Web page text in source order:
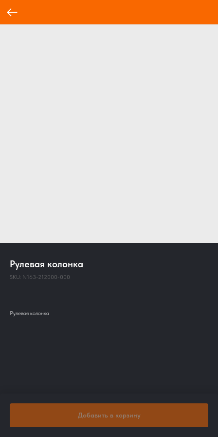
Рулевая колонка
SKU: N163-212000-000
Добавить в корзину
Рулевая колонка